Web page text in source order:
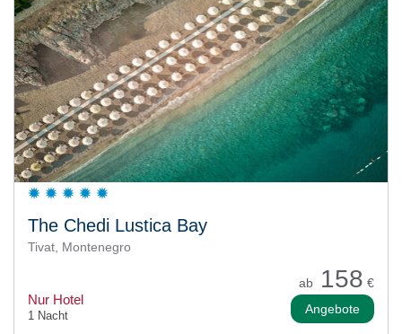
The Chedi Lustica Bay
Tivat, Montenegro
ab 158 €
Nur Hotel
1 Nacht Angebote